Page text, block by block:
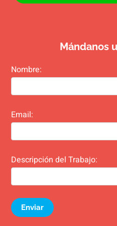
Mándanos
Nombre:
Email:
Descripción del Trabajo:
Enviar